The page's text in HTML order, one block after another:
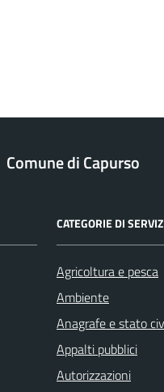
Comune di Capurso
CATEGORIE DI
Agricoltura e pesca
Ambiente
Anagrafe e stato
Appalti pubblici
Autorizzazioni